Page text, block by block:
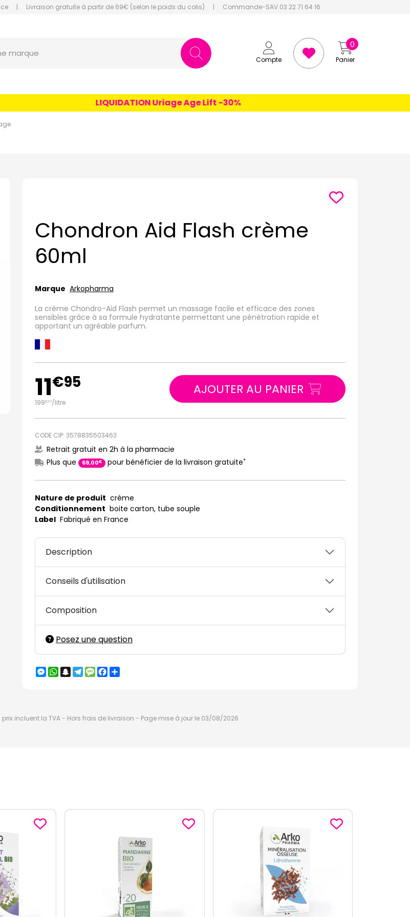
| Livraison gratuite à partir de 69€ (selon le poids du colis) | Commande-SAV 03 22 71 64 16
Compte Panier
0
LIQUIDATION Uriage Age Lift -30%
Chondron Aid Flash crème
60ml
Marque Arkopharma
La crème Chondro-Aid Flash permet un massage facile et efficace des zones
sensibles grâce à sa formule hydratante permettant une pénétration rapide et
apportant un agréable parfum.
11€95
199€17/litre
AJOUTER AU PANIER
CODE CIP: 3578835503463
Retrait gratuit en 2h à la pharmacie
Plus que
69,00€ pour bénéficier de la livraison gratuite*
Nature de produit crème
Conditionnement boite carton, tube souple
Label Fabriqué en France
Description
Conseils d'utilisation
Composition
Posez une question
Messenger
WhatsApp
Snapchat
Telegram
MessageFacebook
incluent la TVA - Hors frais de livraison - Page mise à jour le 03/08/2026